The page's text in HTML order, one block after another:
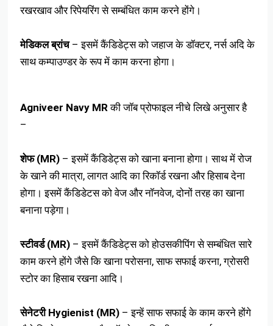
रखरखाव और रिपेयरिंग से सम्बंधित काम करने होंगे।
मेडिकल ब्रांच– इसमें कैंडिडेट्स को जहाज के डॉक्टर, नर्स अदि के
साथ कम्पाउण्डर के रूप में काम करना होगा।
Agniveer Navy MRकी जॉब प्रोफाइल नीचे लिखे अनुसार है
–
शेफ (MR) – इसमें कैंडिडेट्स को खाना बनाना होगा। साथ में रोज
के खाने की मात्रा, लागत आदि का रिकॉर्ड रखना और हिसाब देना
होगा। इसमें कैंडिडेटस को वेज और नॉनवेज, दोनों तरह का खाना
बनाना पड़ेगा।
स्टीवर्ड (MR) – इसमें कैंडिडेट्स को होउसकीपिंग से सम्बंधित सारे
काम करने होंगे जैसे कि खाना परोसना, साफ सफाई करना, ग्रोसरी
स्टोर का हिसाब रखना आदि।
सेनेटरी Hygienist (MR) – इन्हें साफ सफाई के काम करने होंगे